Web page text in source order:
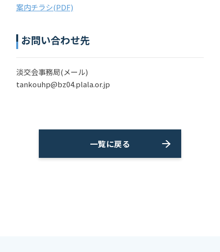
案内チラシ(PDF)
お問い合わせ先
淡交会事務局(メール)
tankouhp@bz04.plala.or.jp
一覧に戻る